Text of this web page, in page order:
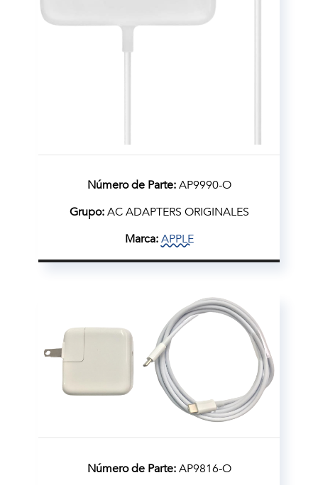
Número de Parte:AP9990-O
Grupo:AC ADAPTERS ORIGINALES
Marca: APPLE
Número de Parte:AP9816-O